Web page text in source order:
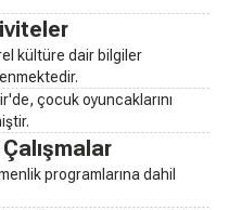
kültüre dair bilgiler
çocuk oyuncaklarını
programlarına dahil